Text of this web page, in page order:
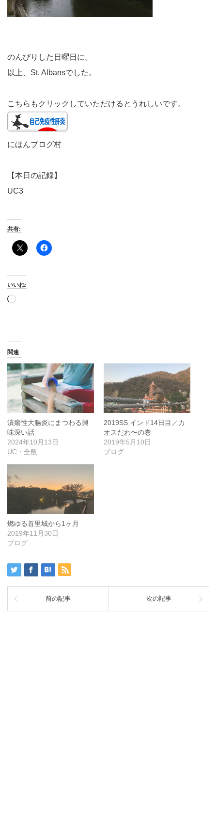
のんびりした日曜日に。
以上、St. Albansでした。
こちらもクリックしていただけるとうれしいです。
にほんブログ村
【本日の記録】
UC3
共有:
いいね:
読
関連
潰瘍性大腸炎にまつわる興
味深い話
2024年10月13日
UC・全般
2019SS インド14日目／カ
オスだわ〜の巻
2019年5月10日
ブログ
燃ゆる首里城から1ヶ月
2019年11月30日
ブログ
前の記事 次の記事